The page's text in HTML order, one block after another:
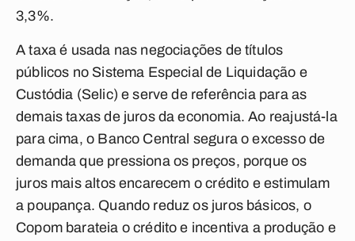
3,3%.
A taxa é usada nas negociações de títulos
públicos no Sistema Especial de Liquidação e
Custódia (Selic) e serve de referência para as
demais taxas de juros da economia. Ao reajustá-la
para cima, o Banco Central segura o excesso de
demanda que pressiona os preços, porque os
juros mais altos encarecem o crédito e estimulam
a poupança. Quando reduz os juros básicos, o
Copom barateia o crédito e incentiva a produção e